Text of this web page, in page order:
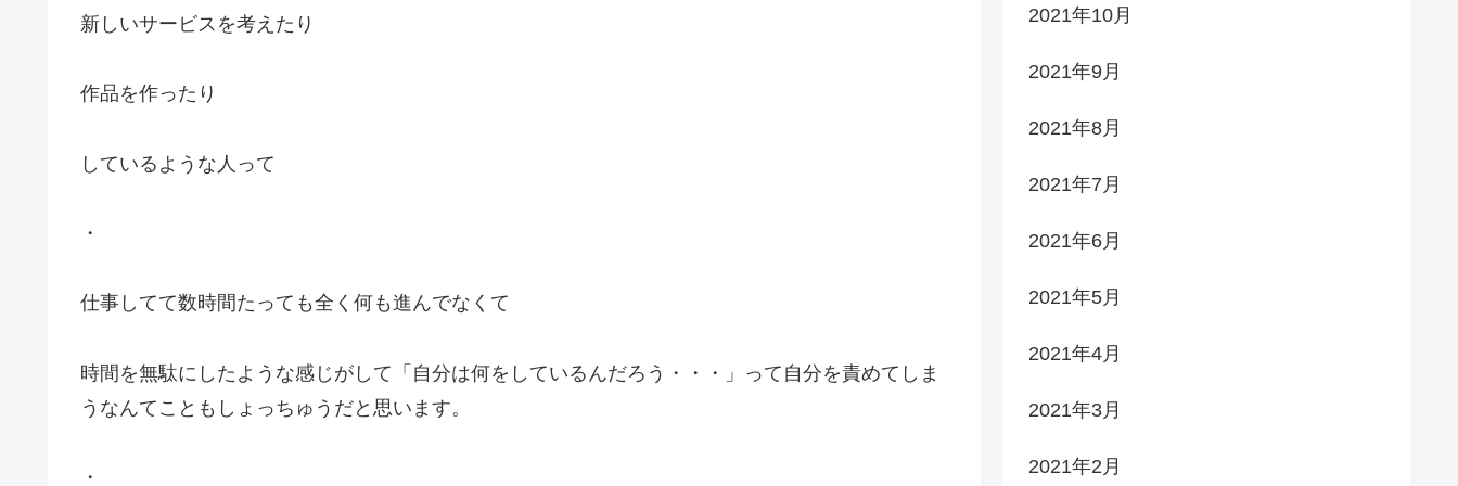
新しいサービスを考えたり
作品を作ったり
しているような人って
・
仕事してて数時間たっても全く何も進んでなくて
時間を無駄にしたような感じがして「自分は何をしているんだろう・・・」って自分を責めてしま
うなんてこともしょっちゅうだと思います。
・
2021年10月
2021年9月
2021年8月
2021年7月
2021年6月
2021年5月
2021年4月
2021年3月
2021年2月